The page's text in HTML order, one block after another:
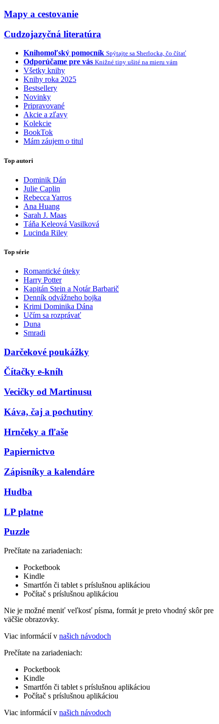
Mapy a cestovanie
Cudzojazyčná literatúra
Knihomoľský pomocník Spýtajte sa Sherlocka, čo čítať
Odporúčame pre vás Knižné tipy ušité na mieru vám
Všetky knihy
Knihy roka 2025
Bestsellery
Novinky
Pripravované
Akcie a zľavy
Kolekcie
BookTok
Mám záujem o titul
Top autori
Dominik Dán
Julie Caplin
Rebecca Yarros
Ana Huang
Sarah J. Maas
Táňa Keleová Vasilková
Lucinda Riley
Top série
Romantické úteky
Harry Potter
Kapitán Stein a Notár Barbarič
Denník odvážneho bojka
Krimi Dominika Dána
Učím sa rozprávať
Duna
Smradi
Darčekové poukážky
Čítačky e-kníh
Vecičky od Martinusu
Káva, čaj a pochutiny
Hrnčeky a fľaše
Papiernictvo
Zápisníky a kalendáre
Hudba
LP platne
Puzzle
Prečítate na zariadeniach:
Pocketbook
Kindle
Smartfón či tablet s príslušnou aplikáciou
Počítač s príslušnou aplikáciou
Nie je možné meniť veľkosť písma, formát je preto vhodný skôr pre
väčšie obrazovky.
Viac informácií v našich návodoch
Prečítate na zariadeniach:
Pocketbook
Kindle
Smartfón či tablet s príslušnou aplikáciou
Počítač s príslušnou aplikáciou
Viac informácií v našich návodoch